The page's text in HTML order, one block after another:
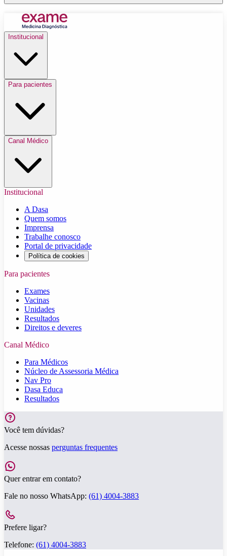
Institucional
Para pacientes
Canal Médico
Institucional
A Dasa
Quem somos
Imprensa
Trabalhe conosco
Portal de privacidade
Política de cookies
Para pacientes
Exames
Vacinas
Unidades
Resultados
Direitos e deveres
Canal Médico
Para Médicos
Núcleo de Assessoria Médica
Nav Pro
Dasa Educa
Resultados
Você tem dúvidas?
Acesse nossas perguntas frequentes
Quer entrar em contato?
Fale no nosso WhatsApp: (61) 4004-3883
Prefere ligar?
Telefone: (61) 4004-3883